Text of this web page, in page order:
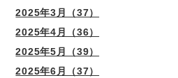
2025年3月（37）
2025年4月（36）
2025年5月（39）
2025年6月（37）